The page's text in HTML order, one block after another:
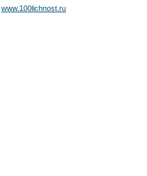
www.100lichnost.ru